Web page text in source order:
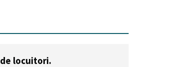
de locuitori.